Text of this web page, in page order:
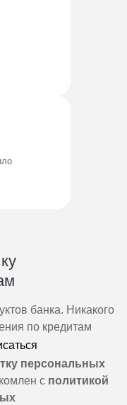
банка. Никакого
по кредитам
персональных
с политикой